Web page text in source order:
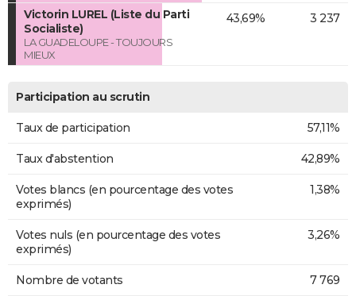
Victorin LUREL (Liste du Parti
Socialiste)
LA GUADELOUPE - TOUJOURS
MIEUX
43,69% 3 237
Participation au scrutin
Taux de participation 57,11%
Taux d'abstention 42,89%
Votes blancs (en pourcentage des votes
exprimés)
1,38%
Votes nuls (en pourcentage des votes
exprimés)
3,26%
Nombre de votants 7 769